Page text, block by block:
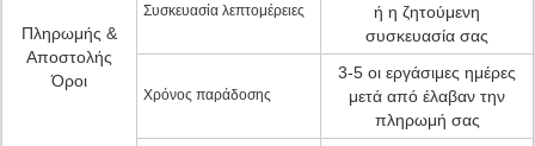
Πληρωμής &
Αποστολής
Όροι
Συσκευασία λεπτομέρειες
ή η ζητούμενη
συσκευασία σας
Χρόνος παράδοσης
3-5 οι εργάσιμες ημέρες
μετά από έλαβαν την
πληρωμή σας